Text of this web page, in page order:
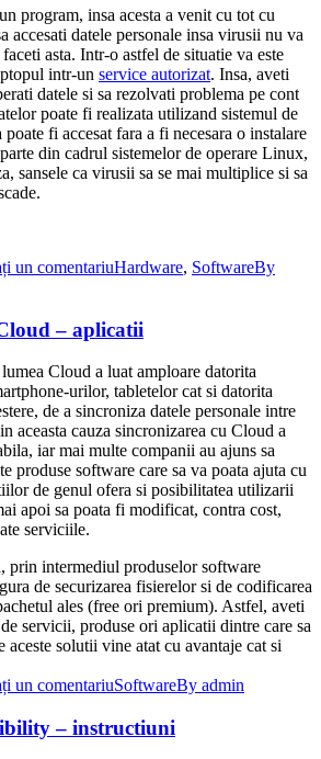
program, insa acesta a venit cu tot cu
accesati datele personale insa virusii nu va
asta. Intr-o astfel de situatie va este
intr-un service autorizat. Insa, aveti
datele si sa rezolvati problema pe cont
poate fi realizata utilizand sistemul de
fi accesat fara a fi necesara o instalare
din cadrul sistemelor de operare Linux,
sansele ca virusii sa se mai multiplice si sa
un comentariuHardware, SoftwareBy
– aplicatii
Cloud a luat amploare datorita
urilor, tabletelor cat si datorita
de a sincroniza datele personale intre
aceasta cauza sincronizarea cu Cloud a
iar mai multe companii au ajuns sa
produse software care sa va poata ajuta cu
de genul ofera si posibilitatea utilizarii
apoi sa poata fi modificat, contra cost,
serviciile.
prin intermediul produselor software
de securizarea fisierelor si de codificarea
ales (free ori premium). Astfel, aveti
servicii, produse ori aplicatii dintre care sa
aceste solutii vine atat cu avantaje cat si
un comentariuSoftwareBy admin
– instructiuni